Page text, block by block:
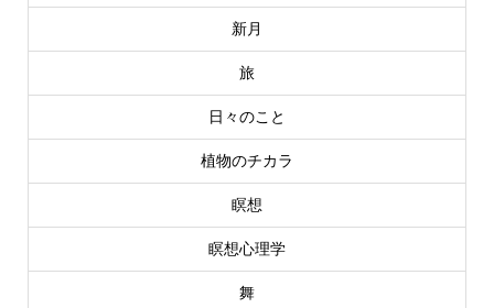
新月
旅
日々のこと
植物のチカラ
瞑想
瞑想心理学
舞